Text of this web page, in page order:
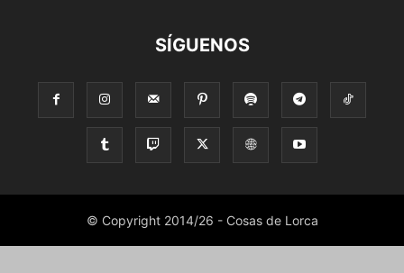
SÍGUENOS
© Copyright 2014/26 - Cosas de Lorca